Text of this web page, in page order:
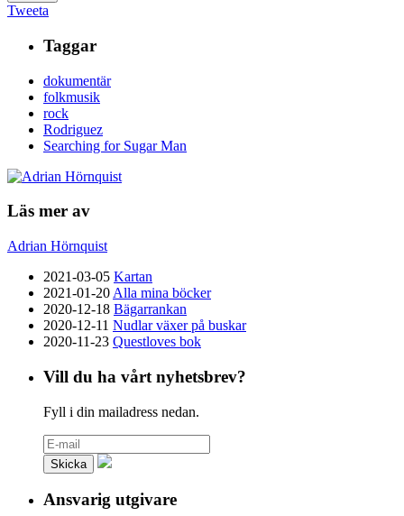
Tweeta
Taggar
dokumentär
folkmusik
rock
Rodriguez
Searching for Sugar Man
Läs mer av
Adrian Hörnquist
2021-03-05 Kartan
2021-01-20 Alla mina böcker
2020-12-18 Bägarrankan
2020-12-11 Nudlar växer på buskar
2020-11-23 Questloves bok
Vill du ha vårt nyhetsbrev?
Fyll i din mailadress nedan.
Ansvarig utgivare